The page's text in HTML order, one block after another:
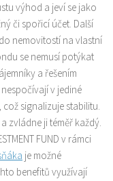
výhod a jeví se jako
či spořicí účet. Další
nemovitostí na vlastní
se nemusí potýkat
a řešením
v jediné
signalizuje stabilitu.
zvládne ji téměř každý.
FUND v rámci
je možné
benefitů využívají